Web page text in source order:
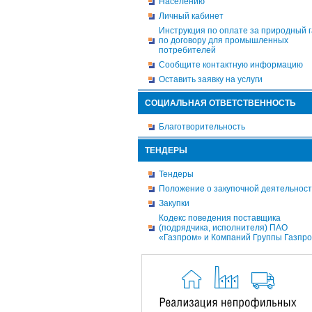
Личный кабинет
Инструкция по оплате за природный
по договору для промышленных
потребителей
Сообщите контактную информацию
Оставить заявку на услуги
СОЦИАЛЬНАЯ ОТВЕТСТВЕННОСТЬ
Благотворительность
ТЕНДЕРЫ
Тендеры
Положение о закупочной
Закупки
Кодекс поведения поставщика
(подрядчика, исполнителя) ПАО
«Газпром» и Компаний Группы